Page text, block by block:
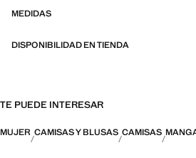
MEDIDAS
DISPONIBILIDAD EN TIENDA
TE PUEDE INTERESAR
MUJER CAMISAS Y BLUSAS CAMISAS